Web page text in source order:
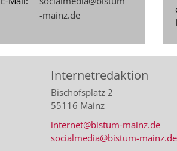
-mainz.de
Internetredaktion
Bischofsplatz 2
55116 Mainz
internet@bistum-mainz.de
socialmedia@bistum-mainz.de